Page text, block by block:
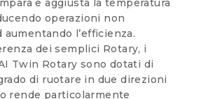
e aggiusta la temperatura
operazioni non
aumentando l’efficienza.
dei semplici Rotary, i
Twin Rotary sono dotati di
di ruotare in due direzioni
rende particolarmente